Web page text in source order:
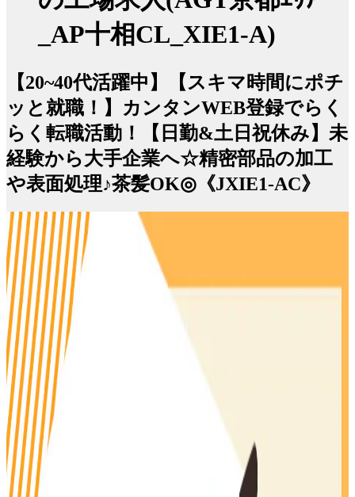
_AP十相CL_XIE1-A)
【20~40代活躍中】【スキマ時間にポチ
ッと就職！】カンタンWEB登録でらく
らく転職活動！【日勤&土日祝休み】未
経験から大手企業へ☆精密部品の加工
や表面処理♪茶髪OK◎《JXIE1-AC》